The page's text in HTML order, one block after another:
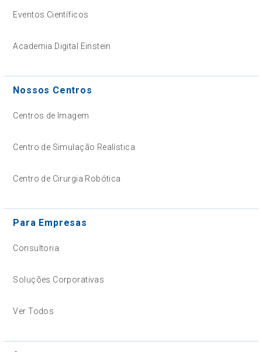
Eventos Científicos
Academia Digital Einstein
Nossos Centros
Centros de Imagem
Centro de Simulação Realística
Centro de Cirurgia Robótica
Para Empresas
Consultoria
Soluções Corporativas
Ver Todos